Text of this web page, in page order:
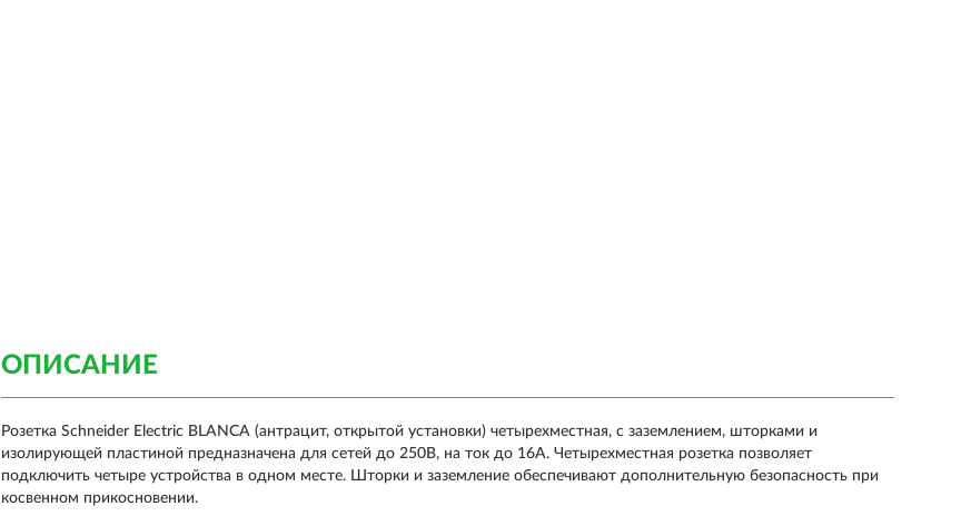
ОПИСАНИЕ
Розетка Schneider Electric BLANCA (антрацит, открытой установки) четырехместная, с заземлением, шторками и
изолирующей пластиной предназначена для сетей до 250В, на ток до 16А. Четырехместная розетка позволяет
подключить четыре устройства в одном месте. Шторки и заземление обеспечивают дополнительную безопасность при
косвенном прикосновении.